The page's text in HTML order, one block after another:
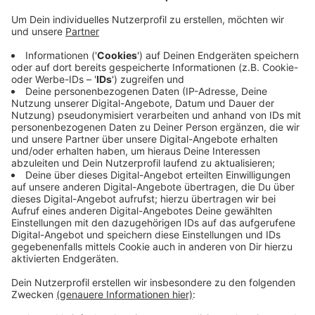
Trierer Straße in Aachen von einem Auto erfasst
wurde, schwebt weiterhin in Lebensgefahr. Das hat die
Polizei jetzt mitgeteilt.
Sie war gegen 22 Uhr bei Rot über eine Ampel in der
Nähe des Bahnhofs Rothe Erde gegangen und wurde
dabei schwer verletzt. Der 79-jährige Autofahrer erlitt
einen Schock und wurde ebenfalls stationär
behandelt. Hinweise deuten darauf hin, dass die
Fußgängerin alkoholisiert war.
Die Trierer Straße war bis etwa halb drei nachts
gesperrt. Die Polizei ermittelt.
Anzeige